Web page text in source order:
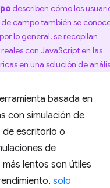
describen cómo los
campo también se
lo general, se recopilan
con JavaScript en las
en una solución de
basada en
con simulación de
de escritorio o
de
lentos son útiles
solo